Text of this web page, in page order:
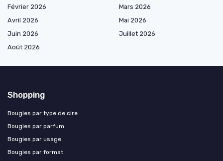
Février 2026
Mars 2026
Avril 2026
Mai 2026
Juin 2026
Juillet 2026
Août 2026
Shopping
Bougies par type de cire
Bougies par parfum
Bougies par usage
Bougies par format